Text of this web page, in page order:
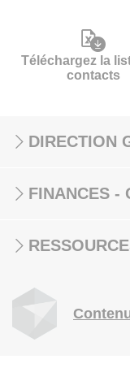
Téléchargez la
contacts
DIRECTION
FINANCES -